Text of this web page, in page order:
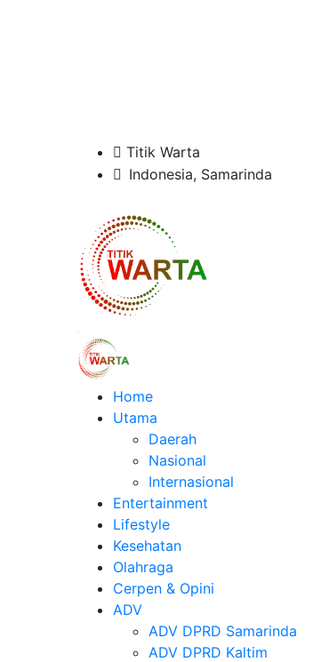
Titik Warta
Indonesia, Samarinda
Home
Utama
Daerah
Nasional
Internasional
Entertainment
Lifestyle
Kesehatan
Olahraga
Cerpen & Opini
ADV
ADV DPRD Samarinda
ADV DPRD Kaltim